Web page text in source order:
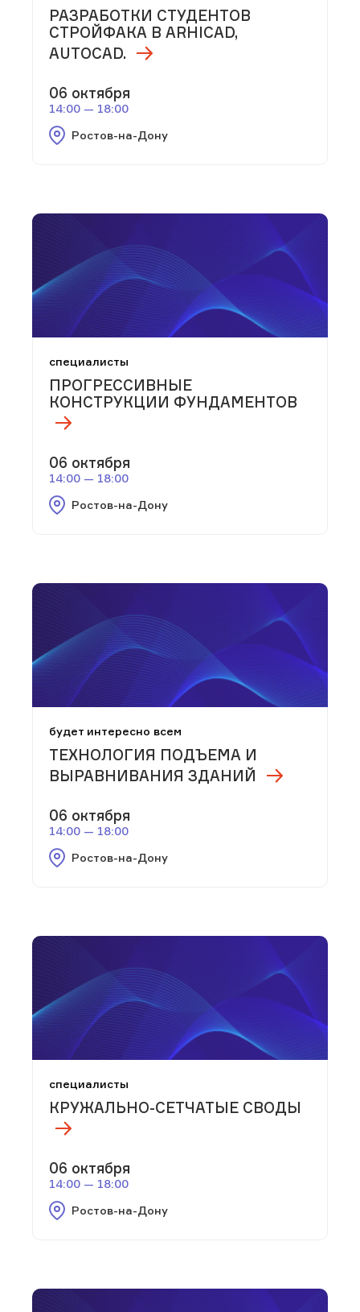
РАЗРАБОТКИ СТУДЕНТОВ
СТРОЙФАКА В ARHICAD,
AUTOCAD.
06 октября
14:00 — 18:00
Ростов-на-Дону
специалисты
ПРОГРЕССИВНЫЕ
КОНСТРУКЦИИ ФУНДАМЕНТОВ
06 октября
14:00 — 18:00
Ростов-на-Дону
будет интересно всем
ТЕХНОЛОГИЯ ПОДЪЕМА И
ВЫРАВНИВАНИЯ ЗДАНИЙ
06 октября
14:00 — 18:00
Ростов-на-Дону
специалисты
КРУЖАЛЬНО-СЕТЧАТЫЕ СВОДЫ
06 октября
14:00 — 18:00
Ростов-на-Дону